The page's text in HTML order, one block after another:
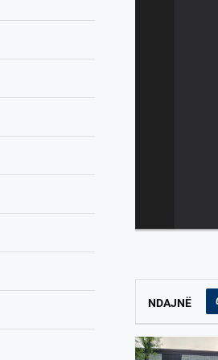
NDAJNË